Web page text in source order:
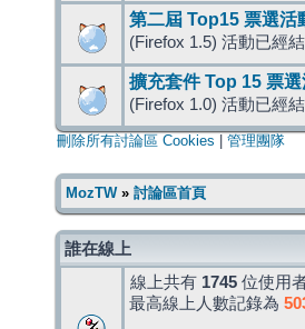
第二屆 Top15 票選活
(Firefox 1.5) 活動已經結
擴充套件 Top 15 票
(Firefox 1.0) 活動已經結
刪除所有討論區 Cookies 管理團隊
MozTW» 討論區首頁
誰在線上
線上共有 1745 位使用
最高線上人數記錄為